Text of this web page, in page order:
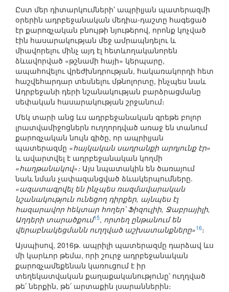
Ըստ մեր դիտարկումների՝ ապրիլյան պատերազմի
օրերին ադրբեջանական մեդիա-դաշտը հագեցած
էր քարոզչական բնույթի նյութերով, որոնք կոչված
էին հասարակության մեջ ամրապնդելու և
միավորելու մինչ այդ էլ հետևողականորեն
ձևավորված «թշնամի հայի» կերպարը,
ապահովելու վրեժխնդրության, հակառակորդի հետ
հաշվեհարդար տեսնելու մթնոլորտը, ինչպես նաև
Ադրբեջանի դերի նշանակության բարձրացմանը
սեփական հասարակության շրջանում։
Մեկ տարի անց ևս ադրբեջանական գրեթե բոլոր
լրատվամիջոցներն ուղղորդված առաջ են տանում
քարոզչական նույն գիծը, որ ապրիլյան
պատերազմը «հայկական սադրանքի արդյունք էր»
և ավարտվել է ադրբեջանական կողմի
«հաղթանակով»։ Այս նպատակին են ծառայում
նաև նման չափազանցված ձևակերպումները.
«ազատագրվել են ինչպես ռազմավարական
նշանակություն ունեցող դիրքեր, այնպես էլ
հազարավոր հեկտար հողեր՝ Ֆիզուլիի, Ջաբրայիլի,
Աղդերի տարածքում15, որտեղ ընթանում են
վերաբնակեցմանն ուղղված աշխատանքները»16։
Այսպիսով, 2016թ. ապրիլի պատերազմը դարձավ ևս
մի կարևոր թեմա, որի շուրջ ադրբեջանական
քարոզչամեքենան կառուցում է իր
տեղեկատվական քաղաքականությունը՝ ուղղված
թե՛ ներքին, թե՛ արտաքին լսարաններին։